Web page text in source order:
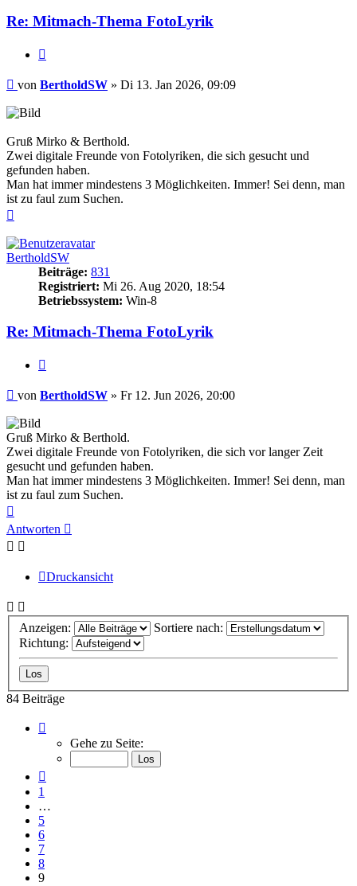
Re: Mitmach-Thema FotoLyrik
Beitrag
von BertholdSW » Di 13. Jan 2026, 09:09
Gruß Mirko & Berthold.
Zwei digitale Freunde von Fotolyriken, die sich gesucht und
gefunden haben.
Man hat immer mindestens 3 Möglichkeiten. Immer! Sei denn, man
ist zu faul zum Suchen.
BertholdSW
Beiträge: 831
Registriert: Mi 26. Aug 2020, 18:54
Betriebssystem: Win-8
Re: Mitmach-Thema FotoLyrik
Beitrag
von BertholdSW » Fr 12. Jun 2026, 20:00
Gruß Mirko & Berthold.
Zwei digitale Freunde von Fotolyriken, die sich vor langer Zeit
gesucht und gefunden haben.
Man hat immer mindestens 3 Möglichkeiten. Immer! Sei denn, man
ist zu faul zum Suchen.
oben
Antworten
Druckansicht
Anzeigen:
Sortiere nach:
Richtung:
84 Beiträge
von
Gehe zu Seite:
1
…
5
6
7
8
9